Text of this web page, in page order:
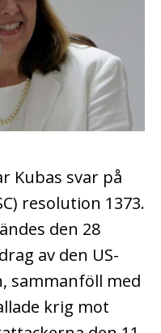
Kubas svar på
resolution 1373.
den 28
av den US-
sammanföll med
krig mot